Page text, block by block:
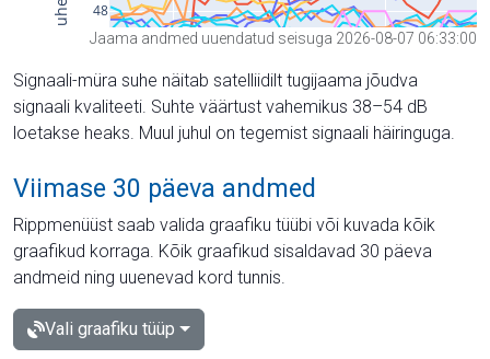
Jaama andmed uuendatud seisuga 2026-08-07 06:33:00
Signaali-müra suhe näitab satelliidilt tugijaama jõudva
signaali kvaliteeti. Suhte väärtust vahemikus 38–54 dB
loetakse heaks. Muul juhul on tegemist signaali häiringuga.
Viimase 30 päeva andmed
Rippmenüüst saab valida graafiku tüübi või kuvada kõik
graafikud korraga. Kõik graafikud sisaldavad 30 päeva
andmeid ning uuenevad kord tunnis.
Vali graafiku tüüp